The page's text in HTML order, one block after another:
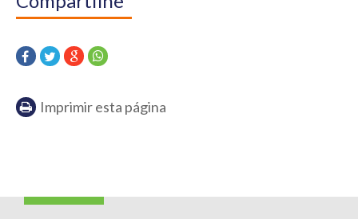
Imprimir esta página